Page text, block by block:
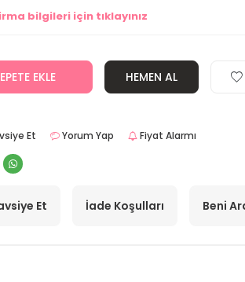
bilgileri için tıklayınız
EKLE HEMEN AL
Et Yorum Yap Fiyat Alarmı
Et İade Koşulları Beni